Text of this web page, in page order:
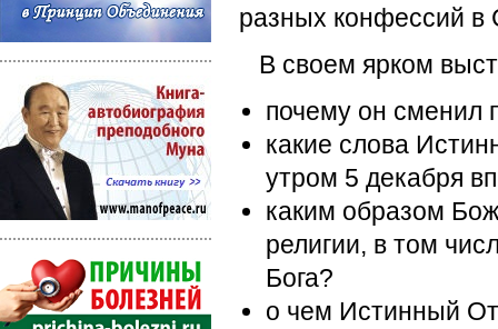
разных конфессий
В своем ярком
почему он сменил
какие слова
утром 5 декабря
каким образом
религии, в том
Бога?
о чем Истинный